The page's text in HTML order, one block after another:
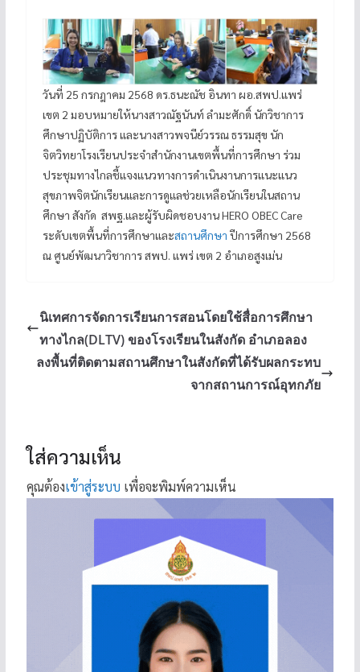
วันที่ 25 กรกฎาคม 2568 ดร.ธนะณัช อินทา ผอ.สพป.แพร่
เขต 2 มอบหมายให้นางสาวณัฐนันท์ ลำมะศักดิ์ นักวิชาการ
ศึกษาปฏิบัติการ และนางสาวพจนีย์วรรณ ธรรมสุข นัก
จิตวิทยาโรงเรียนประจำสำนักงานเขตพื้นที่การศึกษา ร่วม
ประชุมทางไกลชี้แจงแนวทางการดำเนินงานการแนะแนว
สุขภาพจิตนักเรียนและการดูแลช่วยเหลือนักเรียนในสถาน
ศึกษา สังกัด สพฐ.และผู้รับผิดชอบงาน HERO OBEC Care
ระดับเขตพื้นที่การศึกษาและสถานศึกษา ปีการศึกษา 2568
ณ ศูนย์พัฒนาวิชาการ สพป. แพร่ เขต 2 อำเภอสูงเม่น
นิเทศการจัดการเรียนการสอนโดยใช้สื่อการศึกษา
ทางไกล(DLTV) ของโรงเรียนในสังกัด อำเภอลอง
ลงพื้นที่ติดตามสถานศึกษาในสังกัดที่ได้รับผลกระทบ
จากสถานการณ์อุทกภัย
ใส่ความเห็น
คุณต้องเข้าสู่ระบบ เพื่อจะพิมพ์ความเห็น